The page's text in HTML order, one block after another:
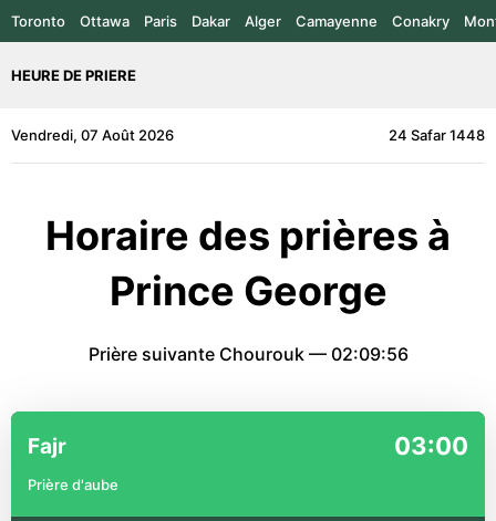
Toronto Ottawa Paris Dakar Alger Camayenne Conakry
HEURE DE PRIERE
Vendredi, 07 Août 2026 24 Safar 1448
Horaire des prières à
Prince George
Prière suivante Chourouk — 02:09:56
Fajr 03:00
Prière d'aube